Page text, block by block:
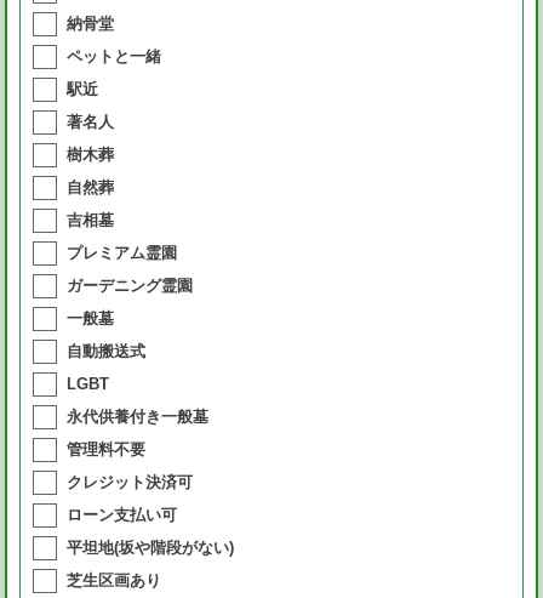
納骨堂
ペットと一緒
駅近
著名人
樹木葬
自然葬
吉相墓
プレミアム霊園
ガーデニング霊園
一般墓
自動搬送式
LGBT
永代供養付き一般墓
管理料不要
クレジット決済可
ローン支払い可
平坦地(坂や階段がない)
芝生区画あり